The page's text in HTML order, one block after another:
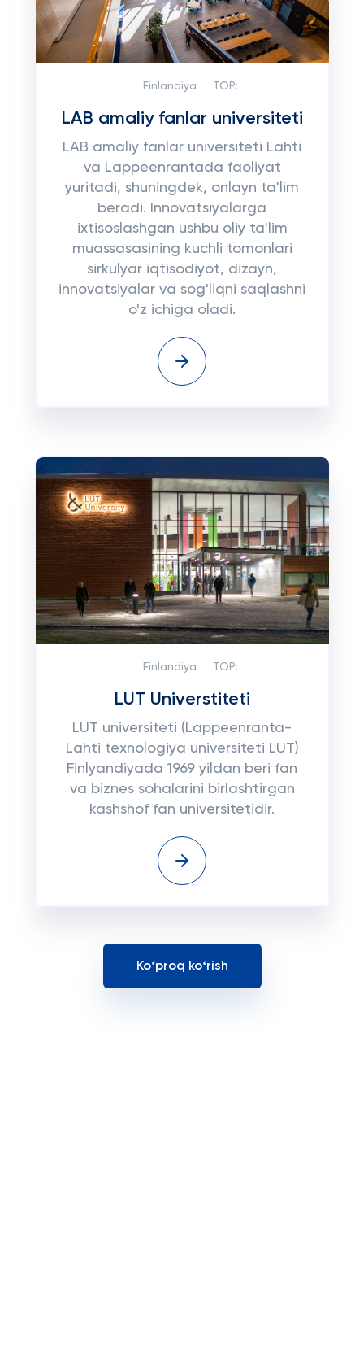
Finlandiya TOP:
LAB amaliy fanlar universiteti
LAB amaliy fanlar universiteti Lahti
va Lappeenrantada faoliyat
yuritadi, shuningdek, onlayn ta'lim
beradi. Innovatsiyalarga
ixtisoslashgan ushbu oliy ta'lim
muassasasining kuchli tomonlari
sirkulyar iqtisodiyot, dizayn,
innovatsiyalar va sog'liqni saqlashni
o'z ichiga oladi.
Finlandiya TOP:
LUT Universtiteti
LUT universiteti (Lappeenranta-
Lahti texnologiya universiteti LUT)
Finlyandiyada 1969 yildan beri fan
va biznes sohalarini birlashtirgan
kashshof fan universitetidir.
Koʻproq koʻrish